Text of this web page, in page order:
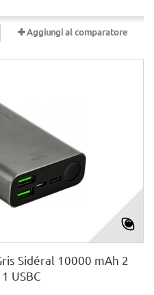
Aggiungi al comparatore
Sidéral 10000 mAh 2
USBC